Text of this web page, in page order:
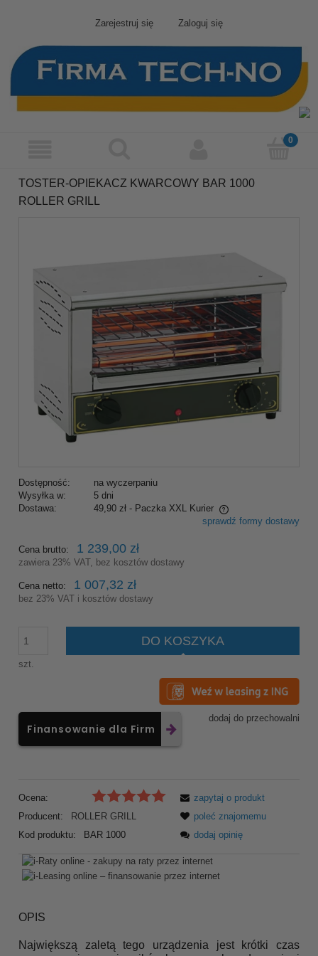
Zarejestruj się Zaloguj się
TOSTER-OPIEKACZ KWARCOWY BAR 1000
ROLLER GRILL
Dostępność:
na wyczerpaniu
Wysyłka w:
5 dni
Dostawa:
49,90 zł - Paczka XXL Kurier
Cena nie zawiera ewentualnych kosztów płatnościsprawdź formy dostawy
Cena brutto: 1 239,00 zł
zawiera 23% VAT, bez kosztów dostawy
Cena netto: 1 007,32 zł
bez 23% VAT i kosztów dostawy
szt.
DO KOSZYKA
dodaj do przechowalni
Finansowanie dla Firm
Ocena:
Producent:
ROLLER GRILL
Kod produktu:
BAR 1000
zapytaj o produkt
poleć znajomemu
dodaj opinię
OPIS
Największą zaletą tego urządzenia jest krótki czas